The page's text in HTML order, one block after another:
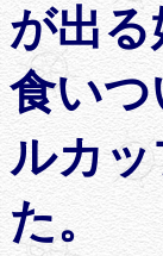
が出
食い
ルカ
た。